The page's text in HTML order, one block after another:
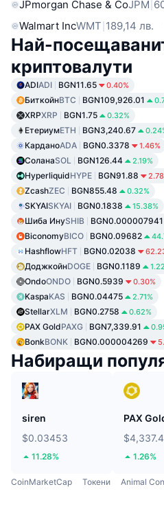
JPmorgan Chase & CoJPM
Walmart IncWMT 189,14 лв.
Най-
криптовалути
ADIADI BGN11.65 0.40%
БиткойнBTC BGN109,926.01
XRPXRP BGN1.75 0.32%
ЕтериумETH BGN3,240.67
КарданоADA BGN0.3378 1.46%
СоланаSOL BGN126.44 2.19%
HyperliquidHYPE BGN91.88
ZcashZEC BGN855.48 0.32%
SKYAISKYAI BGN0.1838 15.38%
Шиба ИнуSHIB BGN0.000007941
BiconomyBICO BGN0.09682
HashflowHFT BGN0.02038
ДоджкойнDOGE BGN0.1189
OndoONDO BGN0.5939 0.30%
KaspaKAS BGN0.04475 2.71%
StellarXLM BGN0.2758 0.62%
PAX GoldPAXG BGN7,339.91
BonkBONK BGN0.000004269
Набиращи
siren
$0.03453
11.28%
PAX
1.26%
CoinMarketCap Токени Animal